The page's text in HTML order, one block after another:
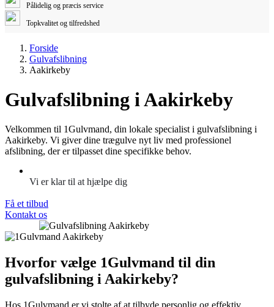
Pålidelig og præcis service
Topkvalitet og tilfredshed
Forside
Gulvafslibning
Aakirkeby
Gulvafslibning i Aakirkeby
Velkommen til 1Gulvmand, din lokale specialist i gulvafslibning i
Aakirkeby. Vi giver dine trægulve nyt liv med professionel
afslibning, der er tilpasset dine specifikke behov.
Vi er klar til at hjælpe dig
Få et tilbud
Kontakt os
Hvorfor vælge 1Gulvmand til din
gulvafslibning i Aakirkeby?